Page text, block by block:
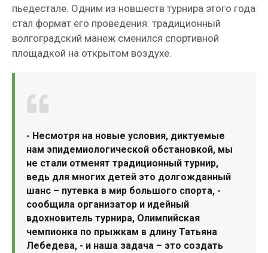
пьедестале. Одним из новшеств турнира этого года
стал формат его проведения: традиционный
волгоградский манеж сменился спортивной
площадкой на открытом воздухе.
- Несмотря на новые условия, диктуемые
нам эпидемиологической обстановкой, мы
не стали отменят традиционный турнир,
ведь для многих детей это долгожданный
шанс – путевка в мир большого спорта, -
сообщила организатор и идейный
вдохновитель турнира, Олимпийская
чемпионка по прыжкам в длину Татьяна
Лебедева, - и наша задача – это создать